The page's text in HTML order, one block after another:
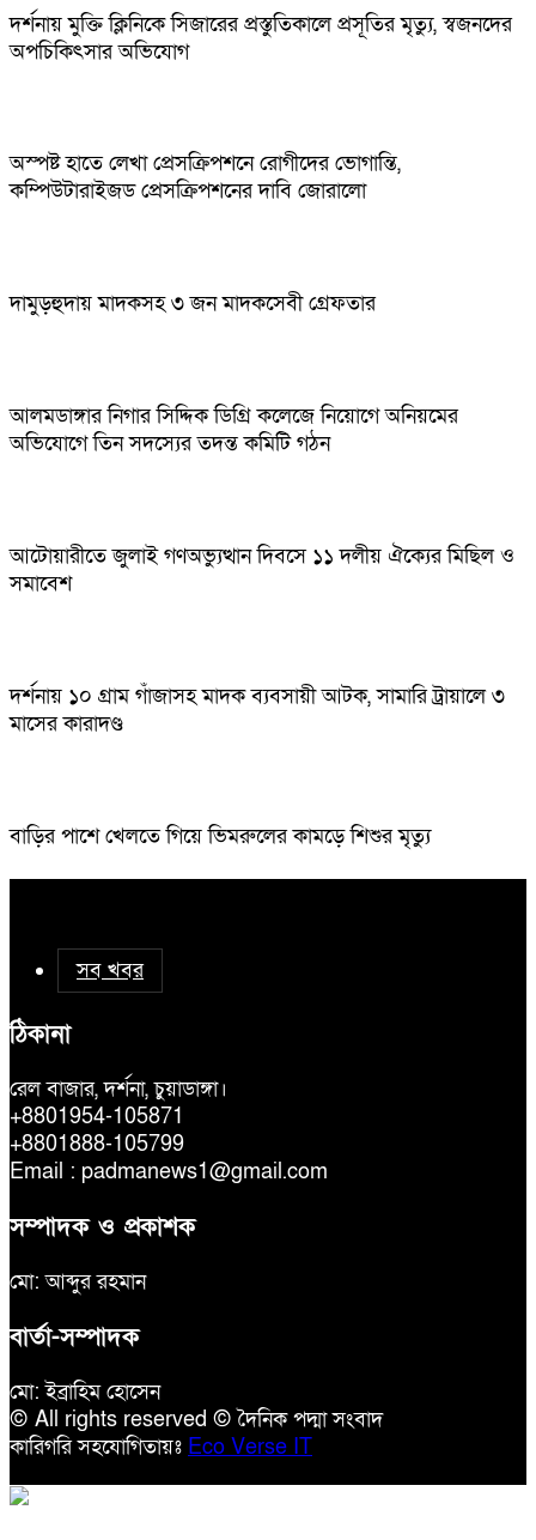
দর্শনায় মুক্তি ক্লিনিকে সিজারের প্রস্তুতিকালে প্রসূতির মৃত্যু, স্বজনদের
অপচিকিৎসার অভিযোগ
অস্পষ্ট হাতে লেখা প্রেসক্রিপশনে রোগীদের ভোগান্তি,
কম্পিউটারাইজড প্রেসক্রিপশনের দাবি জোরালো
দামুড়হুদায় মাদকসহ ৩ জন মাদকসেবী গ্রেফতার
আলমডাঙ্গার নিগার সিদ্দিক ডিগ্রি কলেজে নিয়োগে অনিয়মের
অভিযোগে তিন সদস্যের তদন্ত কমিটি গঠন
আটোয়ারীতে জুলাই গণঅভ্যুত্থান দিবসে ১১ দলীয় ঐক্যের মিছিল ও
সমাবেশ
দর্শনায় ১০ গ্রাম গাঁজাসহ মাদক ব্যবসায়ী আটক, সামারি ট্রায়ালে ৩
মাসের কারাদণ্ড
বাড়ির পাশে খেলতে গিয়ে ভিমরুলের কামড়ে শিশুর মৃত্যু
সব খবর
ঠিকানা
রেল বাজার, দর্শনা, চুয়াডাঙ্গা।
+8801954-105871
+8801888-105799
Email : padmanews1@gmail.com
সম্পাদক ও প্রকাশক
মো: আব্দুর রহমান
বার্তা-সম্পাদক
মো: ইব্রাহিম হোসেন
© All rights reserved © দৈনিক পদ্মা সংবাদ
কারিগরি সহযোগিতায়ঃ Eco Verse IT